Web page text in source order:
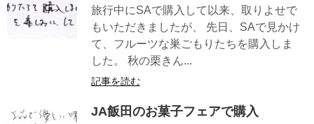
旅行中にSAで購入して以来、取りよせで
もいただきましたが、 先日、SAで見かけ
て、フルーツな巣ごもりたちを購入しま
した。 秋の栗きん...
記事を読む
JA飯田のお菓子フェアで購入